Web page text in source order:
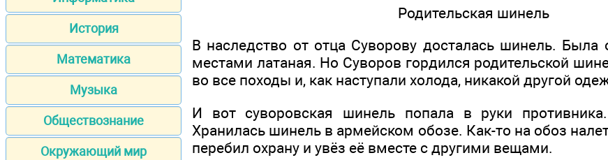
История
Математика
Музыка
Обществознание
Окружающий мир
Родительская шинель
В наследство от отца Суворову досталась шинель. Была
местами латаная. Но Суворов гордился родительской
во все походы и, как наступали холода, никакой другой
И вот суворовская шинель попала в руки
Хранилась шинель в армейском обозе. Как-то на обоз
перебил охрану и увёз её вместе с другими вещами.